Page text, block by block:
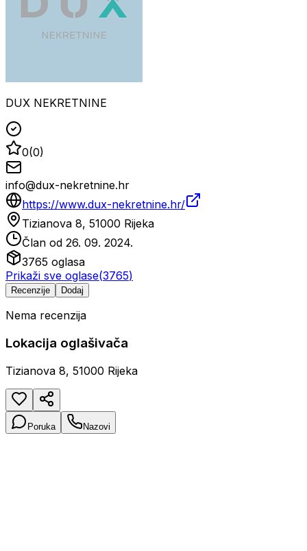
DUX NEKRETNINE
0(0)
info@dux-nekretnine.hr
https://www.dux-nekretnine.hr/
Tizianova 8, 51000 Rijeka
Član od 26. 09. 2024.
3765 oglasa
Prikaži sve oglase(3765)
Recenzije Dodaj
Nema recenzija
Lokacija oglašivača
Tizianova 8, 51000 Rijeka
Poruka Nazovi